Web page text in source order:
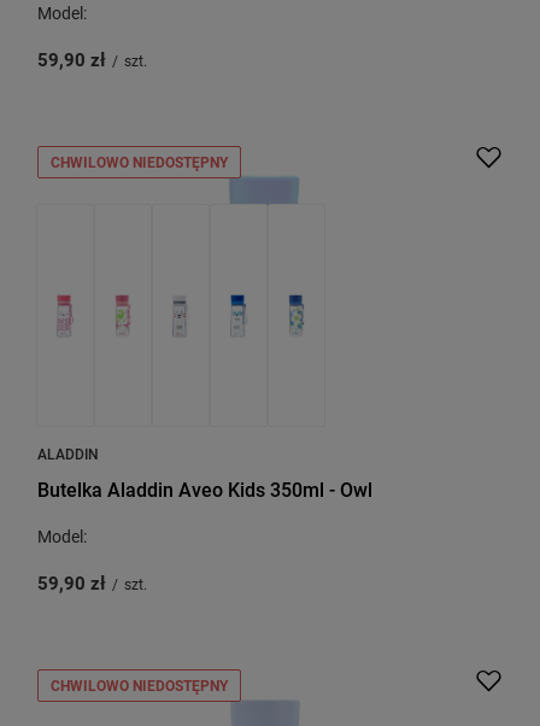
Model:
59,90 zł / szt.
CHWILOWO NIEDOSTĘPNY
ALADDIN
Butelka Aladdin Aveo Kids 350ml - Owl
Model:
59,90 zł / szt.
CHWILOWO NIEDOSTĘPNY